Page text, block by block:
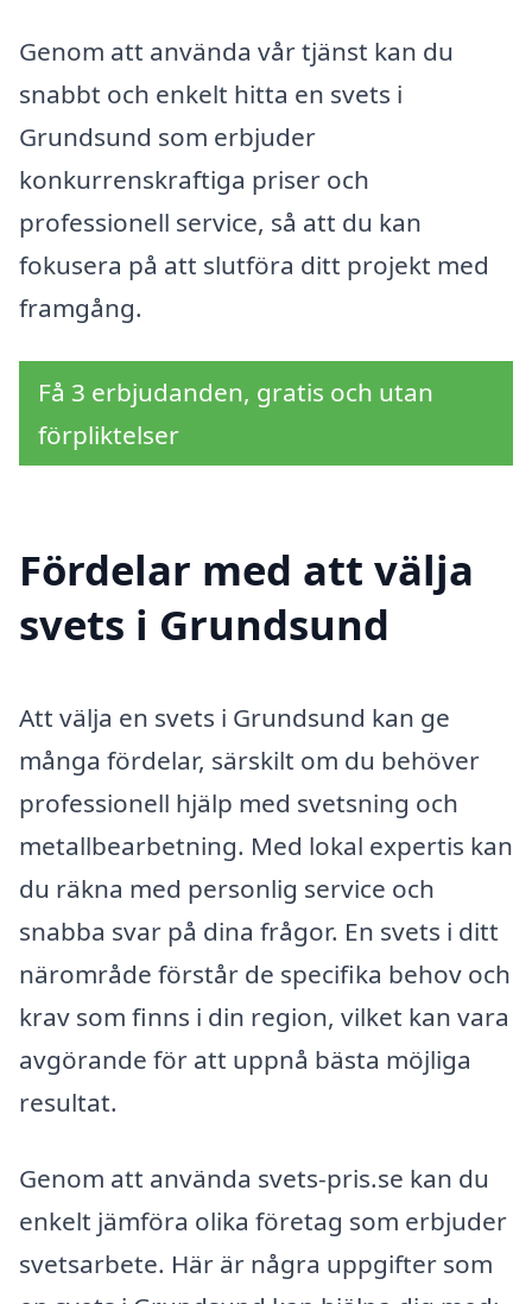
Genom att använda vår tjänst kan du
snabbt och enkelt hitta en svets i
Grundsund som erbjuder
konkurrenskraftiga priser och
professionell service, så att du kan
fokusera på att slutföra ditt projekt med
framgång.
Få 3 erbjudanden, gratis och utan
förpliktelser
Fördelar med att välja
svets i Grundsund
Att välja en svets i Grundsund kan ge
många fördelar, särskilt om du behöver
professionell hjälp med svetsning och
metallbearbetning. Med lokal expertis kan
du räkna med personlig service och
snabba svar på dina frågor. En svets i ditt
närområde förstår de specifika behov och
krav som finns i din region, vilket kan vara
avgörande för att uppnå bästa möjliga
resultat.
Genom att använda svets-pris.se kan du
enkelt jämföra olika företag som erbjuder
svetsarbete. Här är några uppgifter som